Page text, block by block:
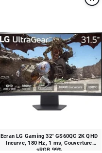
Ecran LG Gaming 32" GS60QC 2K QHD
Incurve, 180 Hz, 1 ms, Couverture
sRGB 99%